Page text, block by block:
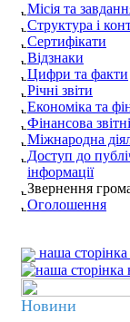
Місія та
Структура і
Сертифікати
Відзнаки
Цифри та факти
Річні звіти
Економіка та
Фінансова
Міжнародна
Доступ до
інформації
Звернення
Оголошення
наша сторінка
Новини